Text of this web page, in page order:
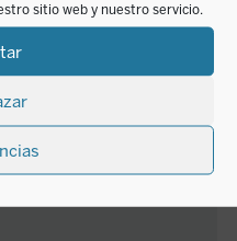
sitio web y nuestro servicio.